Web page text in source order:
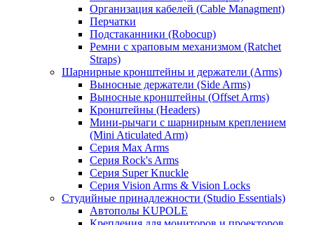
Организация кабелей (Cable Managment)
Перчатки
Подстаканники (Robocup)
Ремни с храповым механизмом (Ratchet
Straps)
Шарнирные кронштейны и держатели (Arms)
Выносные держатели (Side Arms)
Выносные кронштейны (Offset Arms)
Кронштейны (Headers)
Мини-рычаги с шарнирным креплением
(Mini Aticulated Arm)
Серия Max Arms
Серия Rock's Arms
Серия Super Knuckle
Серия Vision Arms & Vision Locks
Студийные принадлежности (Studio Essentials)
Автополы KUPOLE